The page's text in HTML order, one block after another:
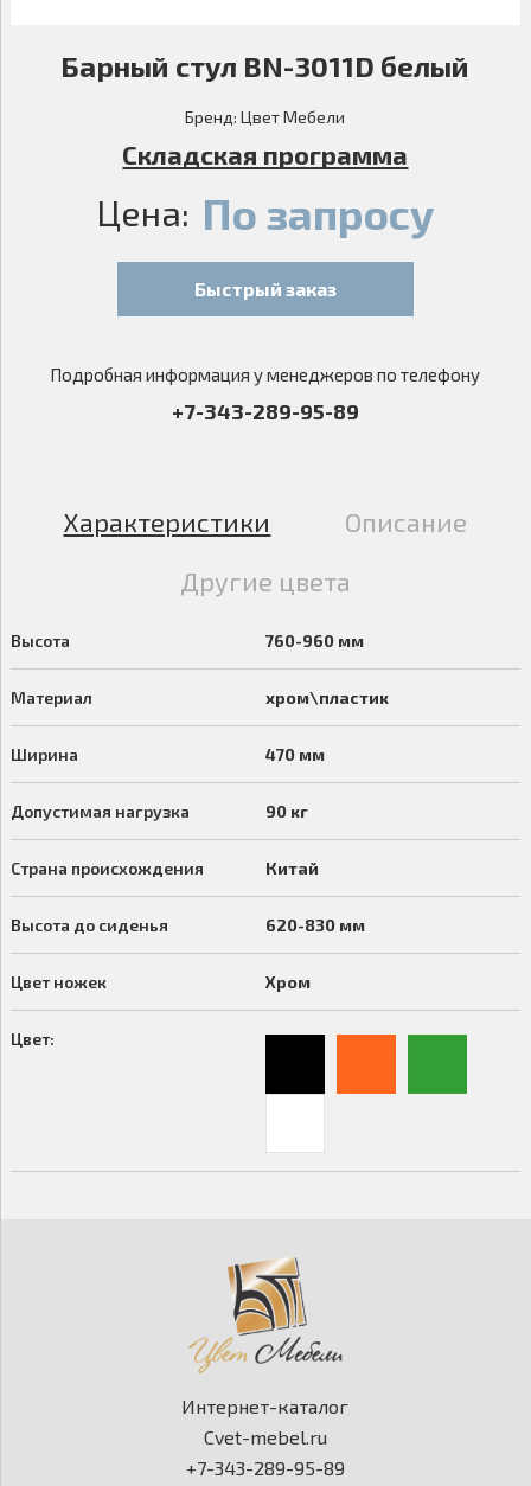
Барный стул ВN-3011D белый
Бренд:Цвет Мебели
Складская программа
Цена: По запросу
Быстрый заказ
Подробная информация у менеджеров по телефону
+7-343-289-95-89
Характеристики
Описание
Другие цвета
Высота 760-960 мм
Материал хром\пластик
Ширина 470 мм
Допустимая нагрузка 90 кг
Страна происхождения Китай
Высота до сиденья 620-830 мм
Цвет ножек Хром
Цвет:
Интернет-каталог
Cvet-mebel.ru
+7-343-289-95-89